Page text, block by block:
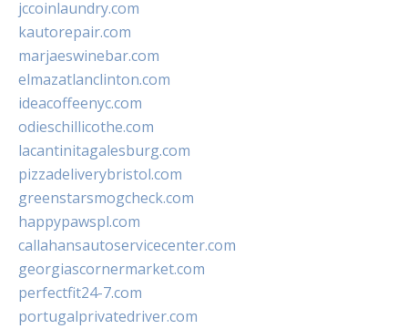
jccoinlaundry.com
kautorepair.com
marjaeswinebar.com
elmazatlanclinton.com
ideacoffeenyc.com
odieschillicothe.com
lacantinitagalesburg.com
pizzadeliverybristol.com
greenstarsmogcheck.com
happypawspl.com
callahansautoservicecenter.com
georgiascornermarket.com
perfectfit24-7.com
portugalprivatedriver.com